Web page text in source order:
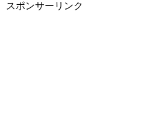
スポンサーリンク